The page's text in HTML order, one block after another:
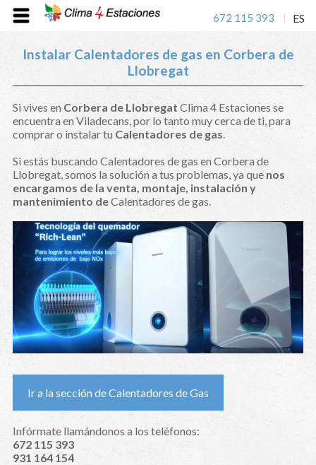
672 115 393 ES
Instalar Calentadores de gas en Corbera de
Llobregat
Si vives en Corbera de Llobregat Clima 4 Estaciones se
encuentra en Viladecans, por lo tanto muy cerca de ti, para
comprar o instalar tu Calentadores de gas.
Si estás buscando Calentadores de gas en Corbera de
Llobregat, somos la solución a tus problemas, ya que nos
encargamos de la venta, montaje, instalación y
mantenimiento deCalentadores de gas.
Ir a la sección de Calentadores de Gas
Infórmate llamándonos a los teléfonos:
672 115 393
931 164 154